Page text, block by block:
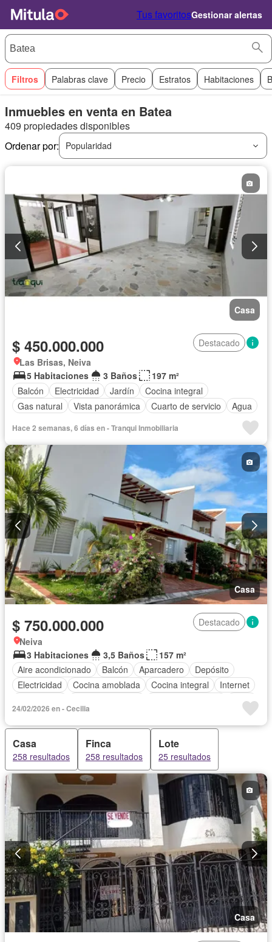
Tus favoritosGestionar alertas
Filtros Palabras clave Precio Estratos Habitaciones
Inmuebles en venta en Batea
409 propiedades disponibles
Ordenar por:
Popularidad
Casa
$ 450.000.000
Destacado
Las Brisas, Neiva
5 Habitaciones
3 Baños
197 m²
Balcón
Electricidad Jardín
Cocina integral
Gas natural
Vista panorámica Cuarto de servicio Agua
Hace 2 semanas, 6 días en - Tranqui Inmobiliaria
Casa
$ 750.000.000
Destacado
Neiva
3 Habitaciones
3,5 Baños
157 m²
Aire acondicionado
Balcón Aparcadero
Depósito
Electricidad
Cocina amoblada Cocina integral
Internet
Agua
Tanque de agua
Caseta de vigilancia
Gimnasio Estudio Piscina
24/02/2026 en - Cecilia
Casa
258 resultados
Finca
258 resultados
Lote
25 resultados
Casa